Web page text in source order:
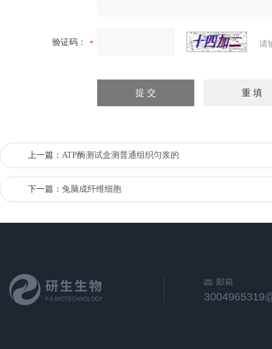
验证码： 请
上一篇： ATP酶测试盒测普通组织匀浆的
下一篇： 兔脑成纤维细胞
邮箱